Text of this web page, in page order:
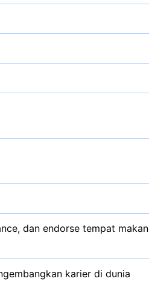
dan endorse tempat makan
karier di dunia